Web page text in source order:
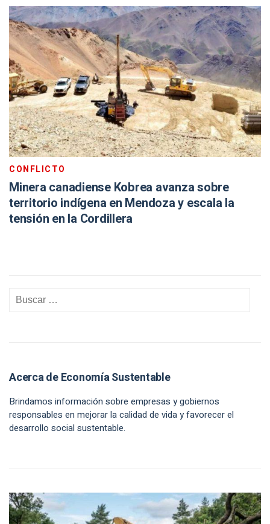
CONFLICTO
Minera canadiense Kobrea avanza sobre
territorio indígena en Mendoza y escala la
tensión en la Cordillera
Acerca de Economía Sustentable
Brindamos información sobre empresas y gobiernos
responsables en mejorar la calidad de vida y favorecer el
desarrollo social sustentable.